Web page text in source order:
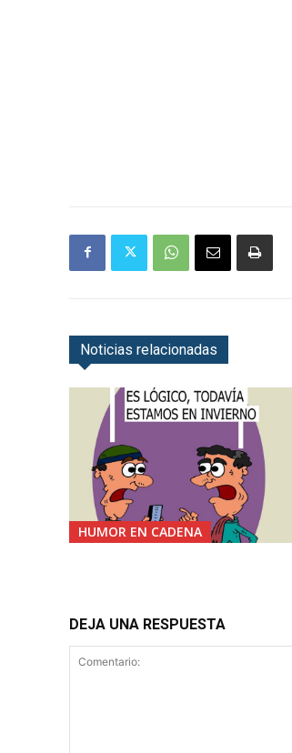
Noticias relacionadas
HUMOR EN CADENA
DEJA UNA RESPUESTA